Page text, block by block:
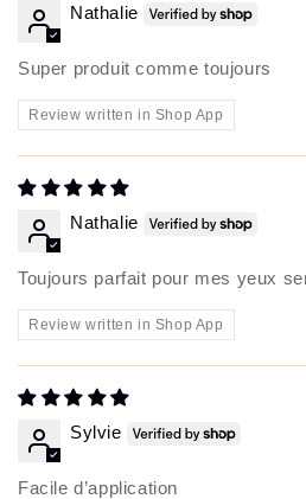
Nathalie
Super produit comme toujours
Review written in Shop App
Nathalie
Toujours parfait pour mes yeux
Review written in Shop App
Sylvie
Facile d’application